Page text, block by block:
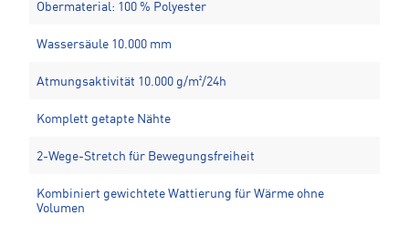
Obermaterial: 100 % Polyester
Wassersäule 10.000 mm
Atmungsaktivität 10.000 g/m²/24h
Komplett getapte Nähte
2-Wege-Stretch für Bewegungsfreiheit
Kombiniert gewichtete Wattierung für Wärme ohne
Volumen